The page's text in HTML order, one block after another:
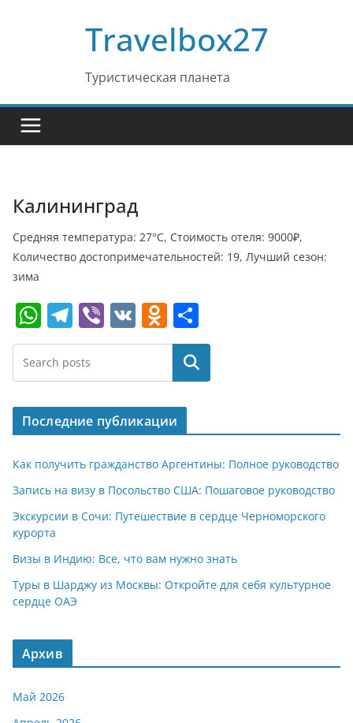
Travelbox27
Туристическая планета
Калининград
Средняя температура: 27°C, Стоимость отеля: 9000₽,
Количество достопримечательностей: 19, Лучший сезон:
зима
W
h
at
s
A
p
p
T
el
e
gr
a
m
Vi
b
V
K
O
d
o
kl
a
ss
ni
ki
т
п
р
в
и
т
ь
Поиск
Последние публикации
Как получить гражданство Аргентины: Полное руководство
Запись на визу в Посольство США: Пошаговое руководство
Экскурсии в Сочи: Путешествие в сердце Черноморского
курорта
Визы в Индию: Все, что вам нужно знать
Туры в Шарджу из Москвы: Откройте для себя культурное
сердце ОАЭ
Архив
Май 2026